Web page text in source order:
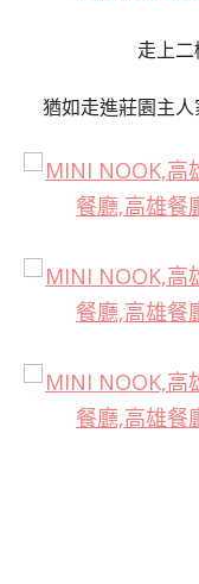
走上
猶如走進莊園主